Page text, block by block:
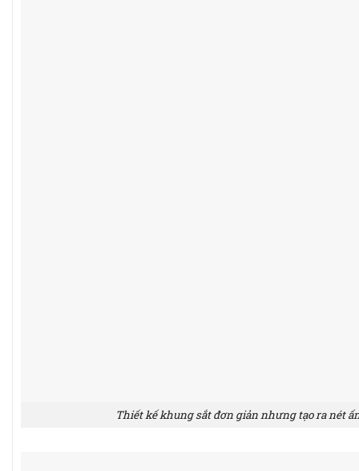
Thiết kế khung sắt đơn giản nhưng tạo ra nét